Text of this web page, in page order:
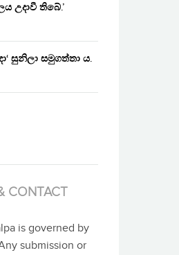
උදාවී තිබේ.’
සුනිලා සමුගත්තා ය.
CONTACT
is governed by
submission or